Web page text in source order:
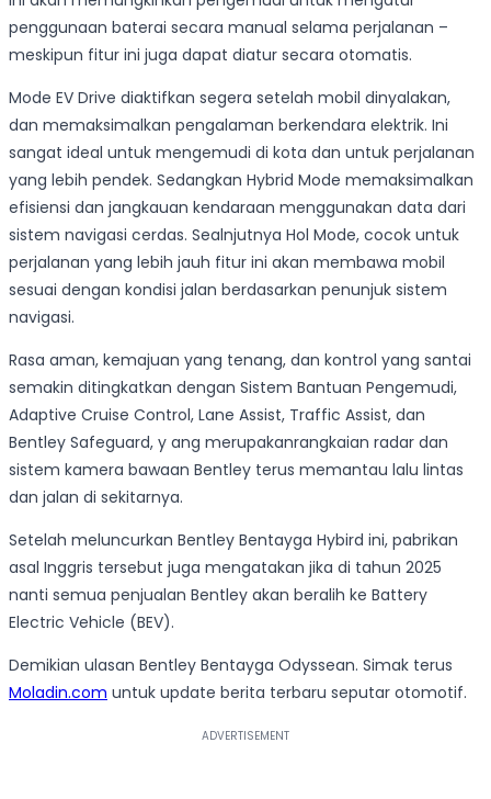
penggunaan baterai secara manual selama perjalanan –
meskipun fitur ini juga dapat diatur secara otomatis.
Mode EV Drive diaktifkan segera setelah mobil dinyalakan,
dan memaksimalkan pengalaman berkendara elektrik. Ini
sangat ideal untuk mengemudi di kota dan untuk perjalanan
yang lebih pendek. Sedangkan Hybrid Mode memaksimalkan
efisiensi dan jangkauan kendaraan menggunakan data dari
sistem navigasi cerdas. Sealnjutnya Hol Mode, cocok untuk
perjalanan yang lebih jauh fitur ini akan membawa mobil
sesuai dengan kondisi jalan berdasarkan penunjuk sistem
navigasi.
Rasa aman, kemajuan yang tenang, dan kontrol yang santai
semakin ditingkatkan dengan Sistem Bantuan Pengemudi,
Adaptive Cruise Control, Lane Assist, Traffic Assist, dan
Bentley Safeguard, y ang merupakanrangkaian radar dan
sistem kamera bawaan Bentley terus memantau lalu lintas
dan jalan di sekitarnya.
Setelah meluncurkan Bentley Bentayga Hybird ini, pabrikan
asal Inggris tersebut juga mengatakan jika di tahun 2025
nanti semua penjualan Bentley akan beralih ke Battery
Electric Vehicle (BEV).
Demikian ulasan Bentley Bentayga Odyssean. Simak terus
Moladin.com untuk update berita terbaru seputar otomotif.